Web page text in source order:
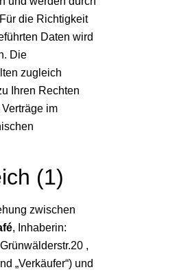
die Richtigkeit
Daten wird
Die
zugleich
Ihren Rechten
im
(1)
zwischen
, Inhaberin:
,
„Verkäufer“) und